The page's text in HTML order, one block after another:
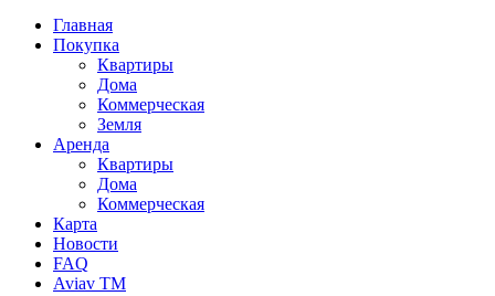
Главная
Покупка
Квартиры
Дома
Коммерческая
Земля
Аренда
Квартиры
Дома
Коммерческая
Карта
Новости
FAQ
Aviav TM